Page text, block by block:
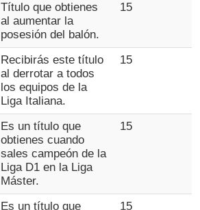
Título que obtienes
al aumentar la
posesión del balón.
15
Recibirás este título
al derrotar a todos
los equipos de la
Liga Italiana.
15
Es un título que
obtienes cuando
sales campeón de la
Liga D1 en la Liga
Máster.
15
Es un título que
15